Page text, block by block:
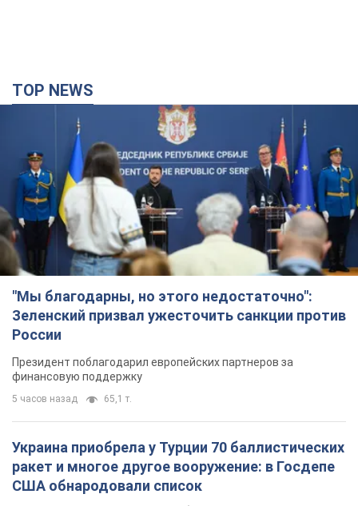
TOP NEWS
"Мы благодарны, но этого недостаточно":
Зеленский призвал ужесточить санкции против
России
Президент поблагодарил европейских партнеров за
финансовую поддержку
5 часов назад 65,1 т.
Украина приобрела у Турции 70 баллистических
ракет и многое другое вооружение: в Госдепе
США обнародовали список